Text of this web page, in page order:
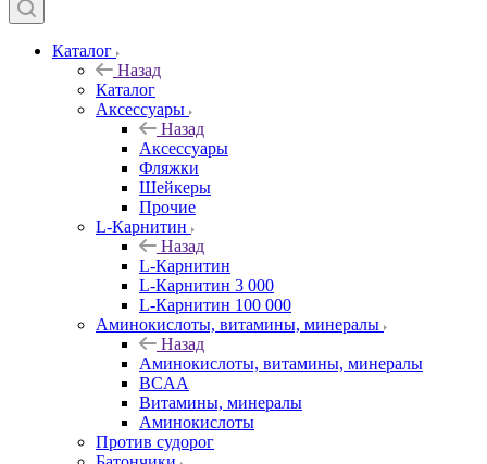
Каталог
Назад
Каталог
Аксессуары
Назад
Аксессуары
Фляжки
Шейкеры
Прочие
L-Карнитин
Назад
L-Карнитин
L-Карнитин 3 000
L-Карнитин 100 000
Аминокислоты, витамины, минералы
Назад
Аминокислоты, витамины, минералы
BCAA
Витамины, минералы
Аминокислоты
Против судорог